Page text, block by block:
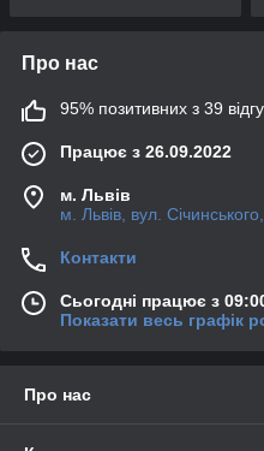
Про нас
95% позитивних з 39
Працює з 26.09.2022
м. Львів
м. Львів, вул.
Контакти
Сьогодні працює з
Показати весь графік
Про нас